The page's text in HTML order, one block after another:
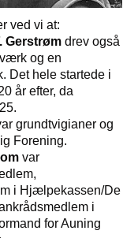
ved vi at:
Gerstrøm drev også
og en
Det hele startede i
år efter, da
grundtvigianer og
Forening.
var
i Hjælpekassen/De
i
for Auning